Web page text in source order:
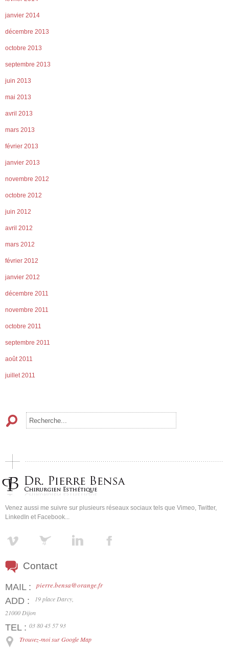
janvier 2014
décembre 2013
octobre 2013
septembre 2013
juin 2013
mai 2013
avril 2013
mars 2013
février 2013
janvier 2013
novembre 2012
octobre 2012
juin 2012
avril 2012
mars 2012
février 2012
janvier 2012
décembre 2011
novembre 2011
octobre 2011
septembre 2011
août 2011
juillet 2011
Venez aussi me suivre sur plusieurs réseaux sociaux tels que Vimeo, Twitter,
LinkedIn et Facebook...
Contact
MAIL :pierre.bensa@orange.fr
ADD :
19 place Darcy,
21000 Dijon
TEL : 03 80 45 57 93
Trouvez-moi sur Google Map